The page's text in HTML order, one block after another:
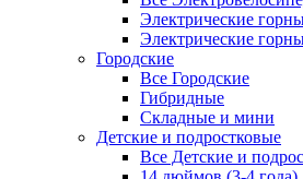
Электрические
Электрические
Городские
Все Городские
Гибридные
Складные и мини
Детские и подростковые
Все Детские и